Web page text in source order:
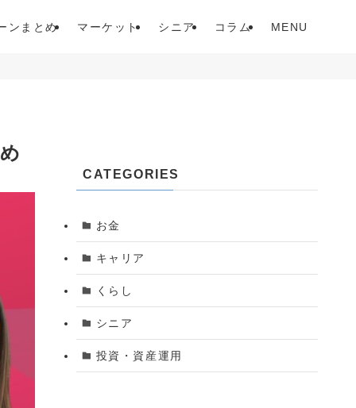
ンまとめ マーケット シニア コラム MENU
CATEGORIES
お金
キャリア
くらし
シニア
投資・資産運用